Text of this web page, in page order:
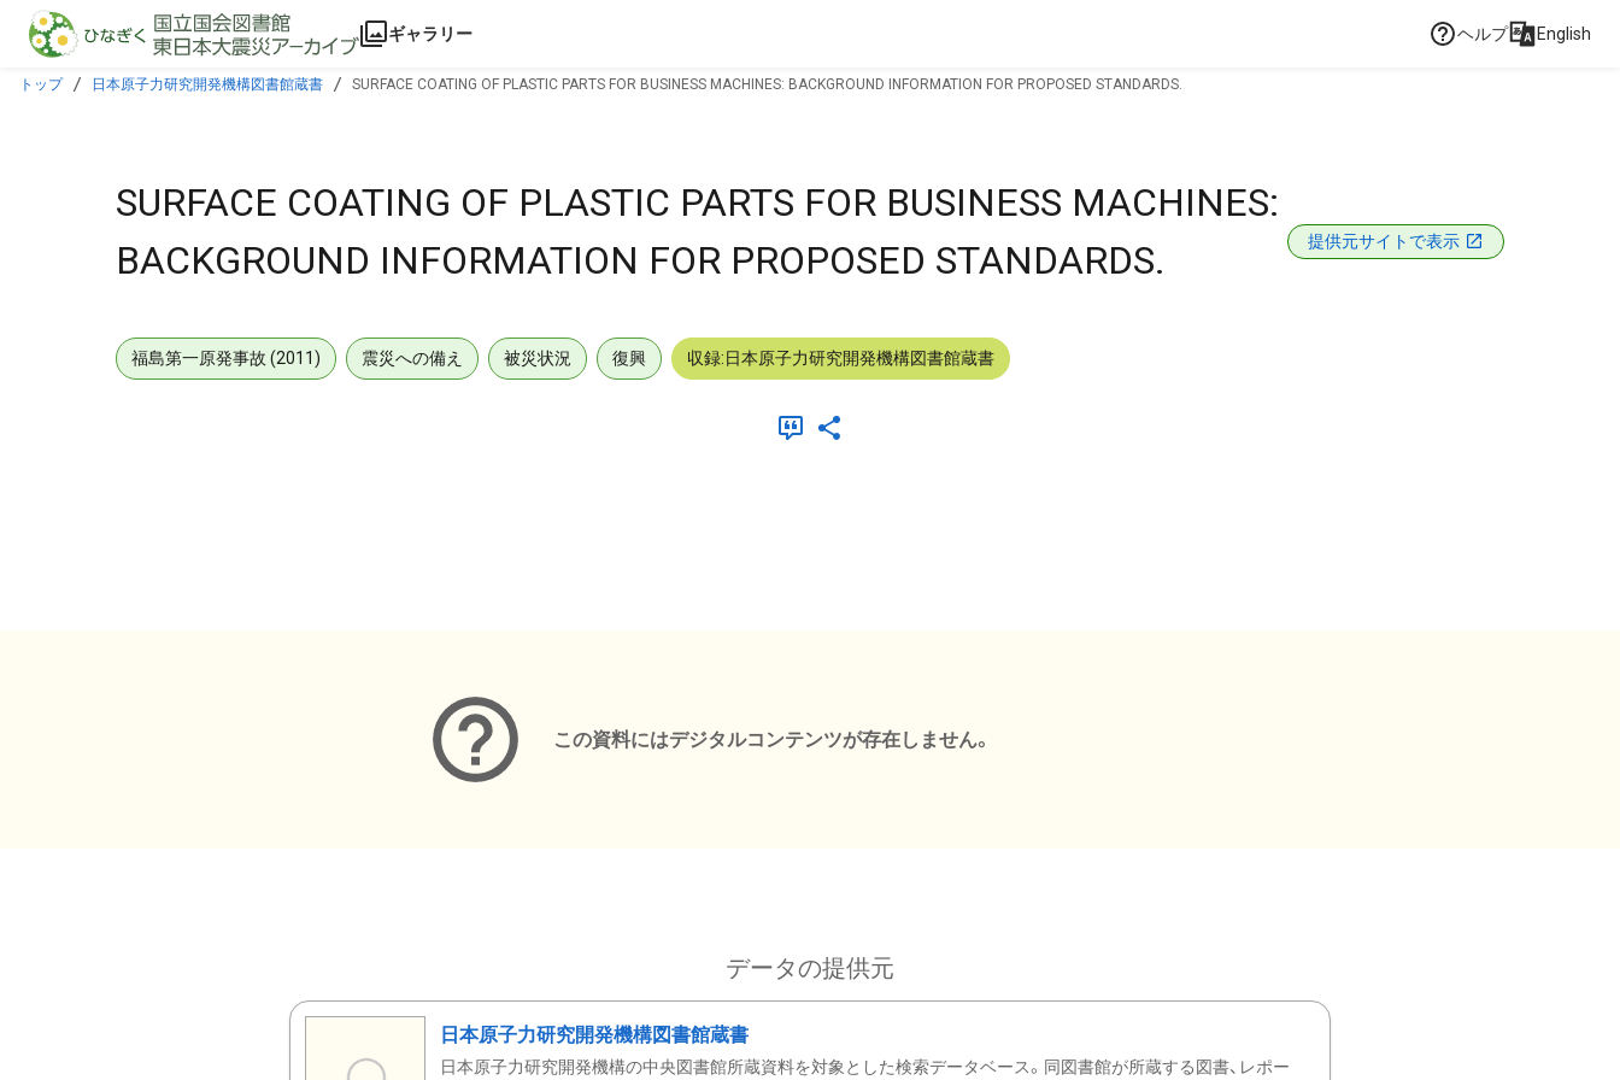
本文に飛ぶ
ギャラリー ヘルプ English
トップ 日本原子力研究開発機構図書館蔵書 SURFACE COATING OF PLASTIC PARTS FOR BUSINESS MACHINES: BACKGROUND INFORMATION FOR PROPOSED STANDARDS.
SURFACE COATING OF PLASTIC PARTS FOR BUSINESS MACHINES:
BACKGROUND INFORMATION FOR PROPOSED STANDARDS.
提供元サイトで表示
福島第一原発事故 (2011) 震災への備え 被災状況 復興 収録:日本原子力研究開発機構図書館蔵書
この資料にはデジタルコンテンツが存在しません。
データの提供元
日本原子力研究開発機構図書館蔵書
日本原子力研究開発機構の中央図書館所蔵資料を対象とした検索データベース。同図書館が所蔵する図書、レポー